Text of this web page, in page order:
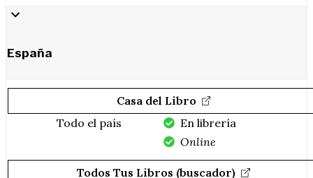
España
Casa del Libro
Todo el país
En librería
Online
Todos Tus Libros (buscador)